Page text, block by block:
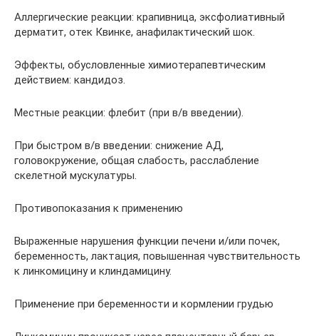
Аллергические реакции: крапивница, эксфолиативный
дерматит, отек Квинке, анафилактический шок.
Эффекты, обусловленные химиотерапевтическим
действием: кандидоз.
Местные реакции: флебит (при в/в введении).
При быстром в/в введении: снижение АД,
головокружение, общая слабость, расслабление
скелетной мускулатуры.
Противопоказания к применению
Выраженные нарушения функции печени и/или почек,
беременность, лактация, повышенная чувствительность
к линкомицину и клиндамицину.
Применение при беременности и кормлении грудью